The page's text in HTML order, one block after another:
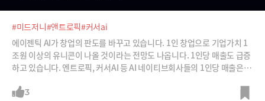
#미드저니#앤트로픽#커서ai
에이젠틱 AI가 창업의 판도를 바꾸고 있습니다. 1인 창업으로 기업가치 1
조원 이상의 유니콘이 나올 것이라는 전망도 나옵니다. 1인당 매출도 급증
하고 있습니다. 엔트로픽, 커서AI 등 AI 네이티브회사들의 1인당 매출은 4
에서 기업간 양극화는 더 심해질 것이라는 전망입니다.
3